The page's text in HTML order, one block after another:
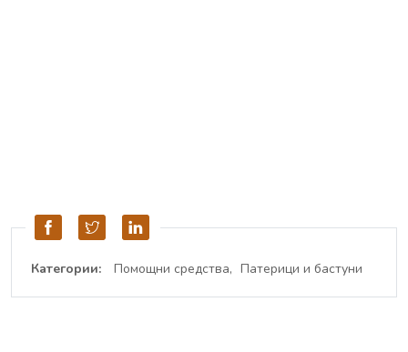
Категории: Помощни средства Патерици и бастуни